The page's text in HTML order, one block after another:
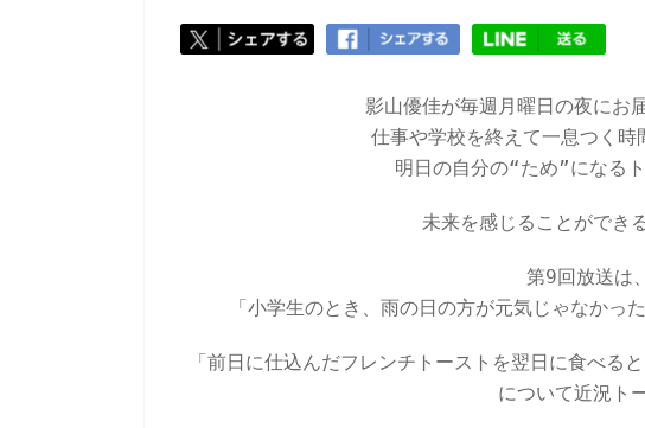
影山優佳が毎週月曜日の夜にお
仕事や学校を終えて一息つく時
明日の自分の“ため”になる
未来を感じることができ
第9回放送は、
「小学生のとき、雨の日の方が元気じゃなかっ
「前日に仕込んだフレンチトーストを翌日に食べる
について近況ト